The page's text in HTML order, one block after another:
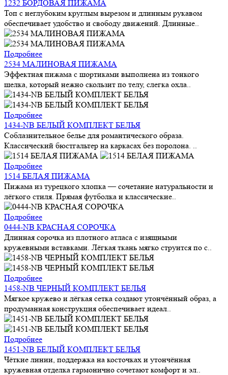
1232 БОРДОВАЯ ПИЖАМА
Топ с неглубоким круглым вырезом и длинным рукавом
обеспечивает удобство и свободу движений. Длинные..
Подробнее
2534 МАЛИНОВАЯ ПИЖАМА
Эффектная пижама с шортиками выполнена из тонкого
шелка, который нежно скользит по телу, слегка охла..
Подробнее
1434-NB БЕЛЫЙ КОМПЛЕКТ БЕЛЬЯ
Соблазнительное белье для романтического образа.
Классический бюстгальтер на каркасах без поролона. ..
Подробнее
1514 БЕЛАЯ ПИЖАМА
Пижама из турецкого хлопка — сочетание натуральности и
лёгкого стиля. Прямая футболка и классические..
Подробнее
0444-NB КРАСНАЯ СОРОЧКА
Длинная сорочка из плотного атласа с изящными
кружевными вставками. Лёгкая ткань мягко струится по с..
Подробнее
1458-NB ЧЕРНЫЙ КОМПЛЕКТ БЕЛЬЯ
Мягкое кружево и лёгкая сетка создают утончённый образ, а
продуманная конструкция обеспечивает идеал..
Подробнее
1451-NB БЕЛЫЙ КОМПЛЕКТ БЕЛЬЯ
Чёткие линии, поддержка на косточках и утончённая
кружевная отделка гармонично сочетают комфорт и эл..